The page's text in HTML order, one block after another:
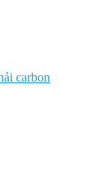
carbon